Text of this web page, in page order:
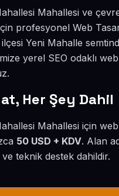
Mahallesi ve
profesyonel Web
Yeni Mahalle
yerel SEO odaklı
Her Şey Dahil
Mahallesi için
50 USD + KDV. Alan
teknik destek dahildir.